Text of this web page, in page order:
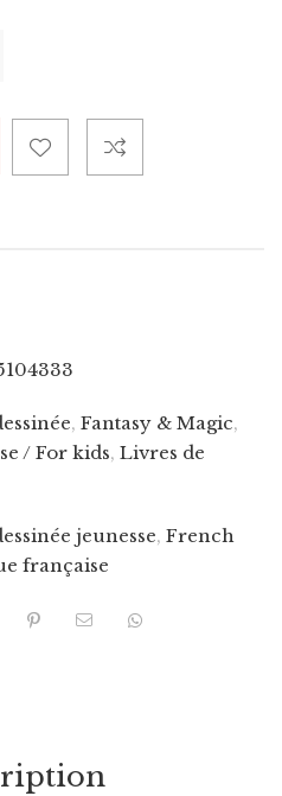
, Fantasy & Magic,
/ For kids, Livres de
jeunesse, French
française